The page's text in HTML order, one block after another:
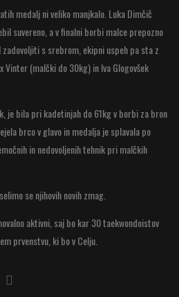
medalj ni veliko manjkalo. Luka Dimčič
suvereno, a v finalni borbi malce prepozno
s srebrom, ekipni uspeh pa sta z
(malčki do 30kg) in Iva Glogovšek
je bila pri kadetinjah do 61kg v borbi za bron
brco v glavo in medalja je splavala po
in nedovoljenih tehnik pri malčkih
se njihovih novih zmag.
aktivni, saj bo kar 30 taekwondoistov
prvenstvu, ki bo v Celju.